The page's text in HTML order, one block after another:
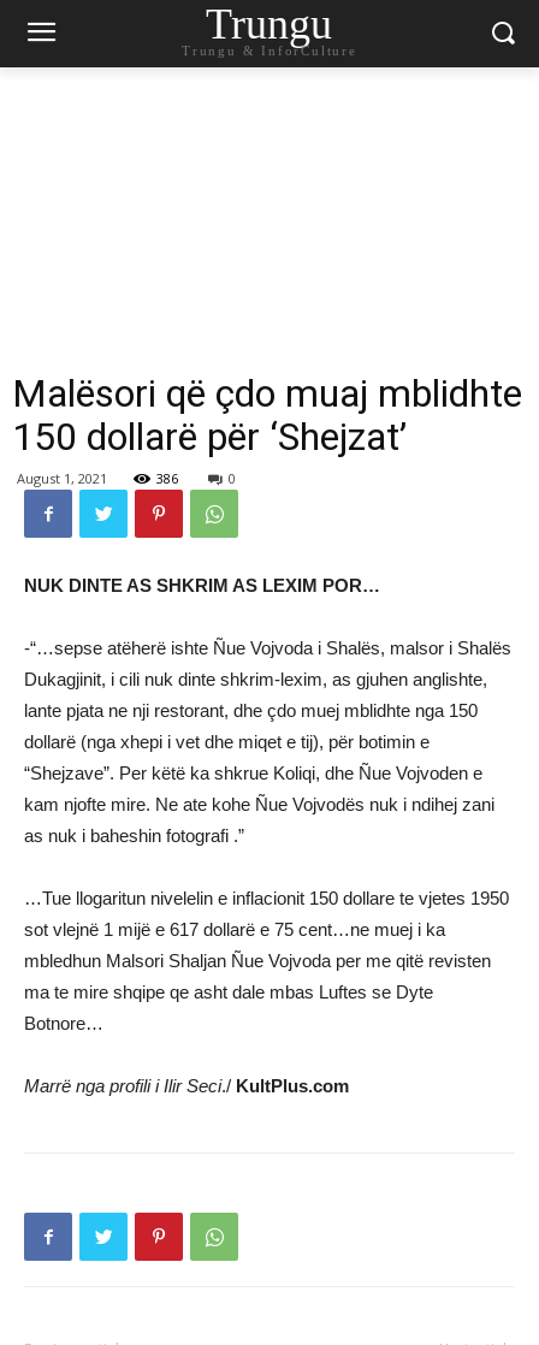
Trungu
Trungu & InforCulture
Malësori që çdo muaj mblidhte
150 dollarë për ‘Shejzat’
August 1, 2021 386 0
NUK DINTE AS SHKRIM AS LEXIM POR…
-“…sepse atëherë ishte Ñue Vojvoda i Shalës, malsor i Shalës
Dukagjinit, i cili nuk dinte shkrim-lexim, as gjuhen anglishte,
lante pjata ne nji restorant, dhe çdo muej mblidhte nga 150
dollarë (nga xhepi i vet dhe miqet e tij), për botimin e
“Shejzave”. Per këtë ka shkrue Koliqi, dhe Ñue Vojvoden e
kam njofte mire. Ne ate kohe Ñue Vojvodës nuk i ndihej zani
as nuk i baheshin fotografi .”
…Tue llogaritun nivelelin e inflacionit 150 dollare te vjetes 1950
sot vlejnë 1 mijë e 617 dollarë e 75 cent…ne muej i ka
mbledhun Malsori Shaljan Ñue Vojvoda per me qitë revisten
ma te mire shqipe qe asht dale mbas Luftes se Dyte
Botnore…
Marrë nga profili i Ilir Seci./ KultPlus.com